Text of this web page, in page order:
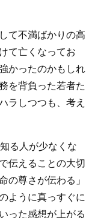
て不満ばかりの高
て亡くなってお
かったのかもしれ
を背負った若者た
ラしつつも、考え
る人が少なくな
伝えることの大切
の尊さが伝わる」
ように真っすぐに
った感想が上がる